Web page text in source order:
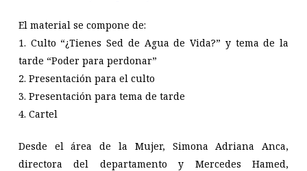
El material se compone de:
1. Culto “¿Tienes Sed de Agua de Vida?” y tema de la
tarde “Poder para perdonar”
2. Presentación para el culto
3. Presentación para tema de tarde
4. Cartel
Desde el área de la Mujer, Simona Adriana Anca,
directora del departamento y Mercedes Hamed,